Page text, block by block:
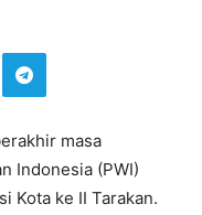
masa
Indonesia (PWI)
Kota ke II Tarakan.